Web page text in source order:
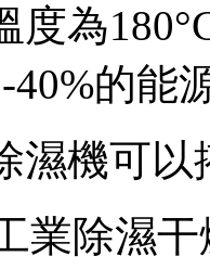
為180°C
40%的能
機可以
除濕干